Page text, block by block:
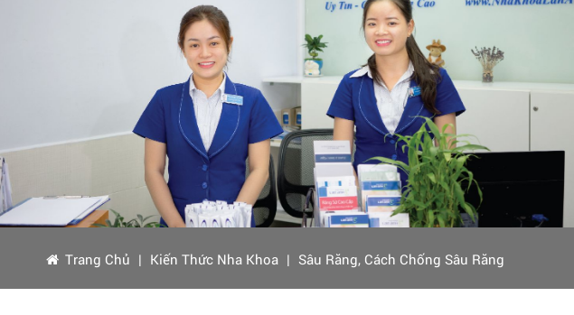
Trang Chủ | Kiến Thức Nha Khoa | Sâu Răng, Cách Chống Sâu Răng